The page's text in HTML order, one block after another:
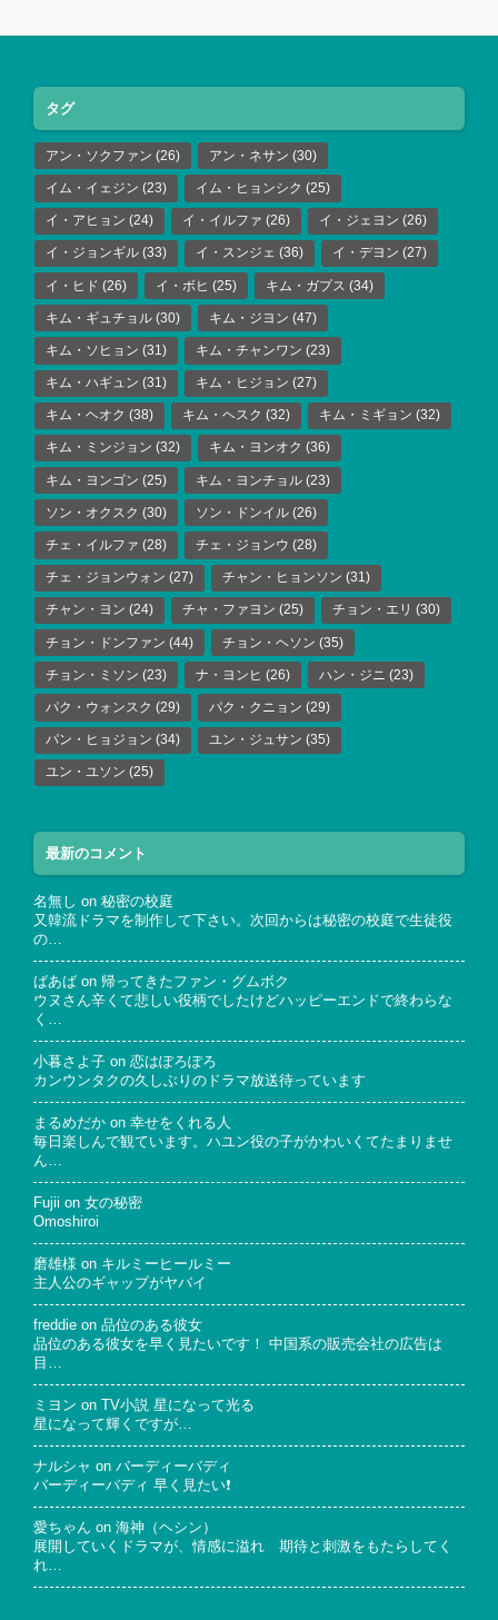
タグ
アン・ソクファン (26) アン・ネサン (30)
イム・イェジン (23) イム・ヒョンシク (25)
イ・アヒョン (24) イ・イルファ (26) イ・ジェヨン (26)
イ・ジョンギル (33) イ・スンジェ (36) イ・デヨン (27)
イ・ヒド (26) イ・ボヒ (25) キム・ガプス (34)
キム・ギュチョル (30) キム・ジヨン (47)
キム・ソヒョン (31) キム・チャンワン (23)
キム・ハギュン (31) キム・ヒジョン (27)
キム・ヘオク (38) キム・ヘスク (32) キム・ミギョン (32)
キム・ミンジョン (32) キム・ヨンオク (36)
キム・ヨンゴン (25) キム・ヨンチョル (23)
ソン・オクスク (30) ソン・ドンイル (26)
チェ・イルファ (28) チェ・ジョンウ (28)
チェ・ジョンウォン (27) チャン・ヒョンソン (31)
チャン・ヨン (24) チャ・ファヨン (25) チョン・エリ (30)
チョン・ドンファン (44) チョン・ヘソン (35)
チョン・ミソン (23) ナ・ヨンヒ (26) ハン・ジニ (23)
パク・ウォンスク (29) パク・クニョン (29)
パン・ヒョジョン (34) ユン・ジュサン (35)
ユン・ユソン (25)
最新のコメント
名無し on 秘密の校庭
又韓流ドラマを制作して下さい。次回からは秘密の校庭で生徒役
の…
ばあば on 帰ってきたファン・グムボク
ウヌさん辛くて悲しい役柄でしたけどハッピーエンドで終わらな
く…
小暮さよ子 on 恋はぽろぽろ
カンウンタクの久しぶりのドラマ放送待っています
まるめだか on 幸せをくれる人
毎日楽しんで観ています。ハユン役の子がかわいくてたまりませ
ん…
Fujii on 女の秘密
Omoshiroi
磨雄様 on キルミーヒールミー
主人公のギャップがヤバイ
freddie on 品位のある彼女
品位のある彼女を早く見たいです！ 中国系の販売会社の広告は
目…
ミヨン on
TV小説 星になって光る
星になって輝くですが…
ナルシャ on バーディーバディ
バーディーバディ 早く見たい❗
愛ちゃん on 海神（ヘシン）
展開していくドラマが、情感に溢れ 期待と刺激をもたらしてく
れ…